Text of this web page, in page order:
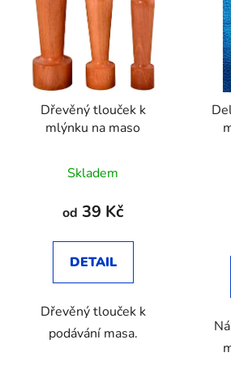
Dřevěný tlouček k
mlýnku na maso
Skladem
od 39 Kč
DETAIL
Dřevěný tlouček k
podávání masa.